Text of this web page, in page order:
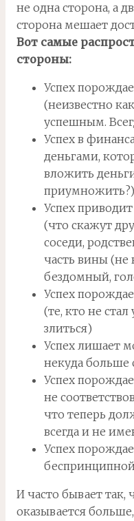
не одна сторона, а
сторона мешает
Вот самые
стороны:
Успех
(неизвестно
успешным.
Успех в
деньгами,
вложить
приумножить?)
Успех
(что скажут
соседи,
часть вины (не
бездомный,
Успех
(те, кто не
злиться)
Успех лишает
некуда больше
Успех
не
что теперь
всегда и не
Успех
И часто бывает так,
оказывается